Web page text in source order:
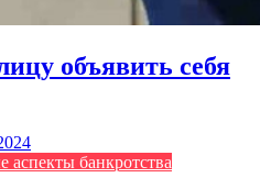
объявить себя
аспекты банкротства